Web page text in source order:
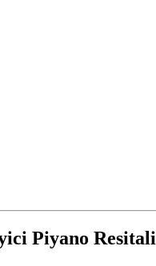
Piyano Resitali